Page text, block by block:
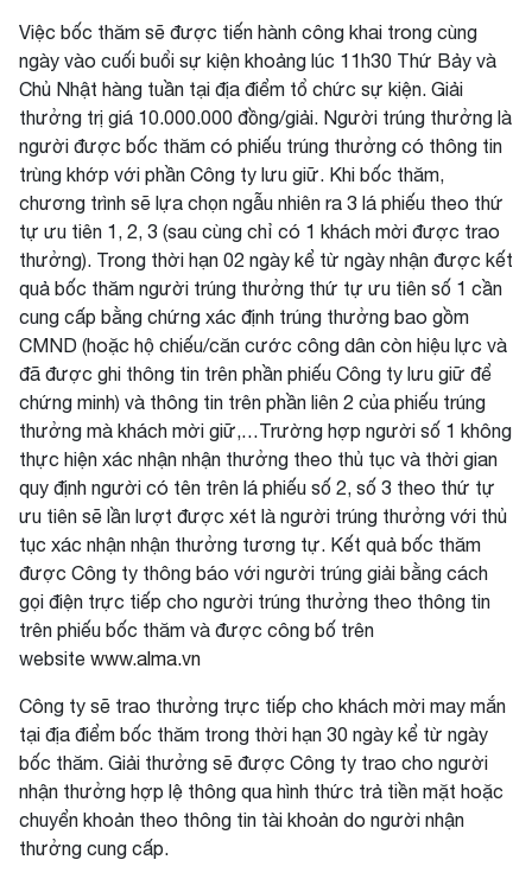
Việc bốc thăm sẽ được tiến hành công khai trong cùng
ngày vào cuối buổi sự kiện khoảng lúc 11h30 Thứ Bảy và
Chủ Nhật hàng tuần tại địa điểm tổ chức sự kiện. Giải
thưởng trị giá 10.000.000 đồng/giải. Người trúng thưởng là
người được bốc thăm có phiếu trúng thưởng có thông tin
trùng khớp với phần Công ty lưu giữ. Khi bốc thăm,
chương trình sẽ lựa chọn ngẫu nhiên ra 3 lá phiếu theo thứ
tự ưu tiên 1, 2, 3 (sau cùng chỉ có 1 khách mời được trao
thưởng). Trong thời hạn 02 ngày kể từ ngày nhận được kết
quả bốc thăm người trúng thưởng thứ tự ưu tiên số 1 cần
cung cấp bằng chứng xác định trúng thưởng bao gồm
CMND (hoặc hộ chiếu/căn cước công dân còn hiệu lực và
đã được ghi thông tin trên phần phiếu Công ty lưu giữ để
chứng minh) và thông tin trên phần liên 2 của phiếu trúng
thưởng mà khách mời giữ,…Trường hợp người số 1 không
thực hiện xác nhận nhận thưởng theo thủ tục và thời gian
quy định người có tên trên lá phiếu số 2, số 3 theo thứ tự
ưu tiên sẽ lần lượt được xét là người trúng thưởng với thủ
tục xác nhận nhận thưởng tương tự. Kết quả bốc thăm
được Công ty thông báo với người trúng giải bằng cách
gọi điện trực tiếp cho người trúng thưởng theo thông tin
trên phiếu bốc thăm và được công bố trên
website www.alma.vn
Công ty sẽ trao thưởng trực tiếp cho khách mời may mắn
tại địa điểm bốc thăm trong thời hạn 30 ngày kể từ ngày
bốc thăm. Giải thưởng sẽ được Công ty trao cho người
nhận thưởng hợp lệ thông qua hình thức trả tiền mặt hoặc
chuyển khoản theo thông tin tài khoản do người nhận
thưởng cung cấp.